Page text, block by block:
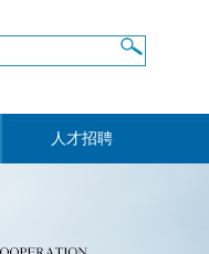
人才招聘